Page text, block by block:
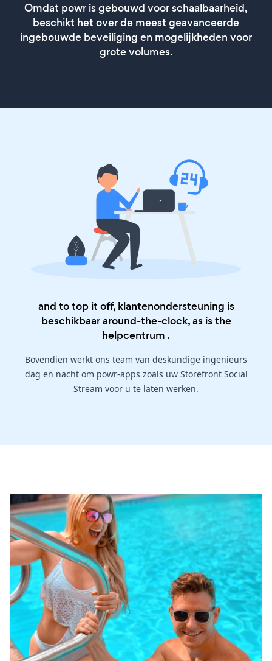
Omdat powr is gebouwd voor schaalbaarheid,
beschikt het over de meest geavanceerde
ingebouwde beveiliging en mogelijkheden voor
grote volumes.
and to top it off, klantenondersteuning is
beschikbaar around-the-clock, as is the
helpcentrum .
Bovendien werkt ons team van deskundige ingenieurs
dag en nacht om powr-apps zoals uw Storefront Social
Stream voor u te laten werken.